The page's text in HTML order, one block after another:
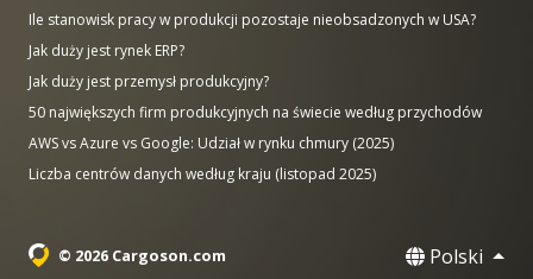
Ile stanowisk pracy w produkcji pozostaje nieobsadzonych w USA?
Jak duży jest rynek ERP?
Jak duży jest przemysł produkcyjny?
50 największych firm produkcyjnych na świecie według przychodów
AWS vs Azure vs Google: Udział w rynku chmury (2025)
Liczba centrów danych według kraju (listopad 2025)
© 2026 Cargoson.com Polski